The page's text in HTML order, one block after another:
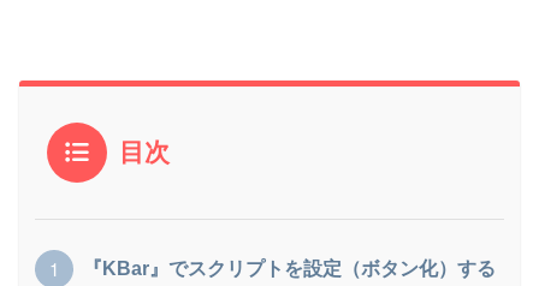
目次
『KBar』でスクリプトを設定（ボタン化）する